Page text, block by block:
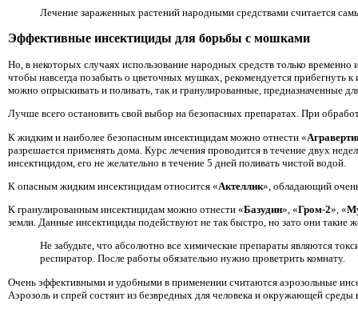
Лечение зараженных растений народными средствами считается
Эффективные инсектициды для борьбы с мошками
Но, в некоторых случаях использование народных средств только
чтобы навсегда позабыть о цветочных мушках, рекомендуется
можно опрыскивать и поливать, так и гранулированные, предназначенные
Лучше всего остановить свой выбор на безопасных препаратах. При
К жидким и наиболее безопасным инсектицидам можно отнести «
разрешается применять дома. Курс лечения проводится в течение двух
инсектицидом, его не желательно в течение 5 дней поливать чистой водой.
К опасным жидким инсектицидам относится «Актеллик», обладающий
К гранулированным инсектицидам можно отнести «Базудин», «Гром-2», «
земли. Данные инсектициды подействуют не так быстро, но зато они такие
Не забудьте, что абсолютно все химические препараты являются
респиратор. После работы обязательно нужно проветрить комнату.
Очень эффективными и удобными в применении считаются аэрозольные
Аэрозоль и спрей состяит из безвредных для человека и окружающей среды